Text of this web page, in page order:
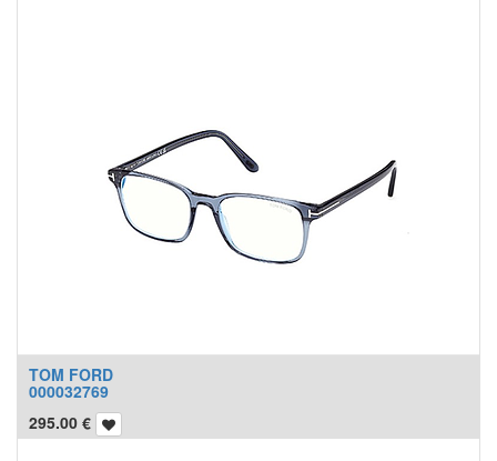
TOM FORD
000032769
295.00 €